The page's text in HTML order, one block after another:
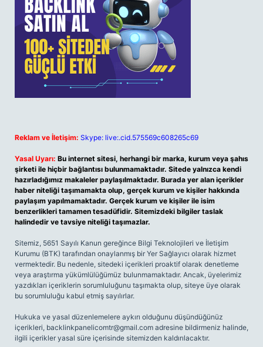
Reklam ve İletişim: Skype: live:.cid.575569c608265c69
Yasal Uyarı: Bu internet sitesi, herhangi bir marka, kurum veya şahıs
şirketi ile hiçbir bağlantısı bulunmamaktadır. Sitede yalnızca kendi
hazırladığımız makaleler paylaşılmaktadır. Burada yer alan içerikler
haber niteliği taşımamakta olup, gerçek kurum ve kişiler hakkında
paylaşım yapılmamaktadır. Gerçek kurum ve kişiler ile isim
benzerlikleri tamamen tesadüfidir. Sitemizdeki bilgiler taslak
halindedir ve tavsiye niteliği taşımazlar.
Sitemiz, 5651 Sayılı Kanun gereğince Bilgi Teknolojileri ve İletişim
Kurumu (BTK) tarafından onaylanmış bir Yer Sağlayıcı olarak hizmet
vermektedir. Bu nedenle, sitedeki içerikleri proaktif olarak denetleme
veya araştırma yükümlülüğümüz bulunmamaktadır. Ancak, üyelerimiz
yazdıkları içeriklerin sorumluluğunu taşımakta olup, siteye üye olarak
bu sorumluluğu kabul etmiş sayılırlar.
Hukuka ve yasal düzenlemelere aykırı olduğunu düşündüğünüz
içerikleri, backlinkpanelicomtr@gmail.com adresine bildirmeniz halinde,
ilgili içerikler yasal süre içerisinde sitemizden kaldırılacaktır.